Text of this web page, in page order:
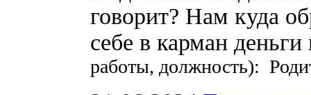
говорит? Нам куда
себе в карман
работы, должность):